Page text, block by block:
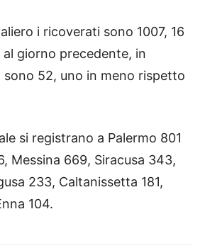
i ricoverati sono 1007, 16
giorno precedente, in
52, uno in meno rispetto
si registrano a Palermo 801
Messina 669, Siracusa 343,
233, Caltanissetta 181,
104.